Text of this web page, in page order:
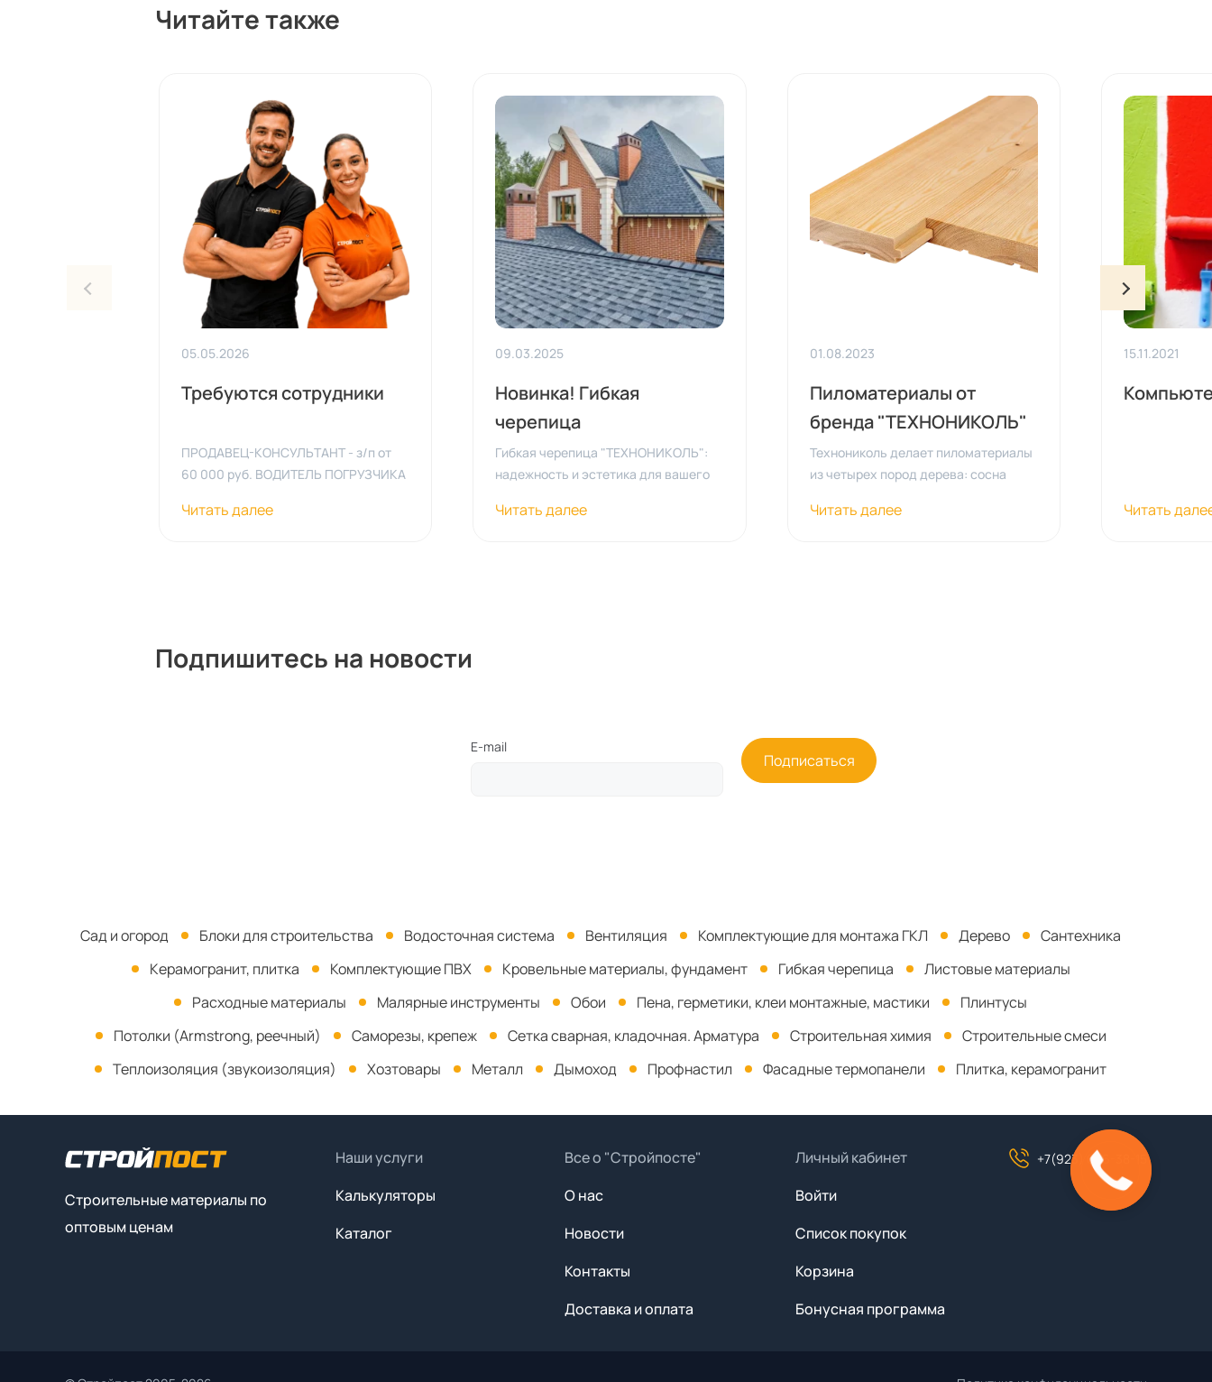
Читайте также
05.05.2026
Требуются сотрудники
ПРОДАВЕЦ-КОНСУЛЬТАНТ - з/п от
60 000 руб. ВОДИТЕЛЬ ПОГРУЗЧИКА
40 000 руб. ГРУЗЧИК - з/п от 45 000
Читать далее
09.03.2025
Новинка! Гибкая
черепица
"ТЕХНОНИКОЛЬ"
Гибкая черепица "ТЕХНОНИКОЛЬ":
надежность и эстетика для вашего
"ТЕХНОНИКОЛЬ" — это современный
Читать далее
01.08.2023
Пиломатериалы от
бренда "ТЕХНОНИКОЛЬ"
Технониколь делает пиломатериалы
из четырех пород дерева: сосна
ель сибирская, кедр сибирский.
Читать далее
15.11.2021
Читать
Подпишитесь на новости
E-mail
Подписаться
Сад и огород Блоки для строительства Водосточная система Вентиляция Комплектующие для монтажа ГКЛ Дерево
Сантехника
Керамогранит, плитка
Комплектующие ПВХ Кровельные материалы, фундамент Гибкая черепица
Листовые материалы
Расходные материалы
Малярные инструменты Обои Пена, герметики, клеи монтажные, мастики
Плинтусы
Потолки (Armstrong, реечный)
Саморезы, крепеж Сетка сварная, кладочная. Арматура Строительная химия
Строительные смеси
Теплоизоляция (звукоизоляция)
Хозтовары Металл Дымоход Профнастил Фасадные термопанели Плитка, керамогранит
Строительные материалы по
оптовым ценам
Наши услуги
Калькуляторы
Каталог
Все о "Стройпосте"
О нас
Новости
Контакты
Доставка и оплата
Личный кабинет
Войти
Список покупок
Корзина
Бонусная программа
+7(923) 046-38-15